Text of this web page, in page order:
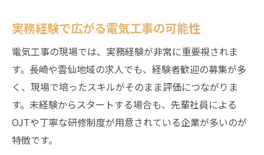
実務経験で広がる電気工事の可能性
電気工事の現場では、実務経験が非常に重要視されま
す。長崎や雲仙地域の求人でも、経験者歓迎の募集が多
く、現場で培ったスキルがそのまま評価につながりま
す。未経験からスタートする場合も、先輩社員による
OJTや丁寧な研修制度が用意されている企業が多いのが
特徴です。